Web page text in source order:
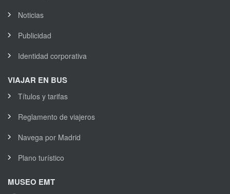
Noticias
Publicidad
Identidad corporativa
VIAJAR EN BUS
Títulos y tarifas
Reglamento de viajeros
Navega por Madrid
Plano turístico
MUSEO EMT